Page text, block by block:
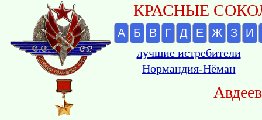
КРАСНЫЕ
А Б В Г Д Е Ж З И
лучшие истребители
Нормандия-Нёман